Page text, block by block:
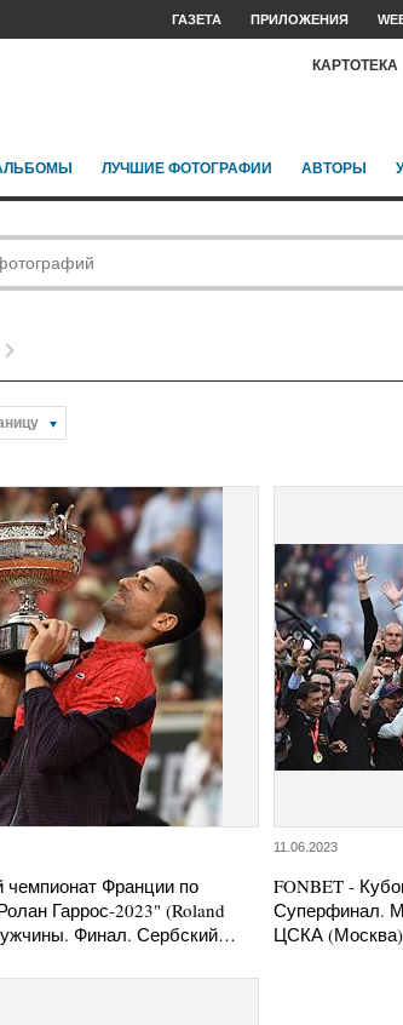
ГАЗЕТА ПРИЛОЖЕНИЯ
КАРТОТЕКА
ЛУЧШИЕ ФОТОГРАФИИ АВТОРЫ
Франции по
Гаррос-2023" (Roland
Финал. Сербский…
11.06.2023
FONBET -
Суперфинал.
ЦСКА